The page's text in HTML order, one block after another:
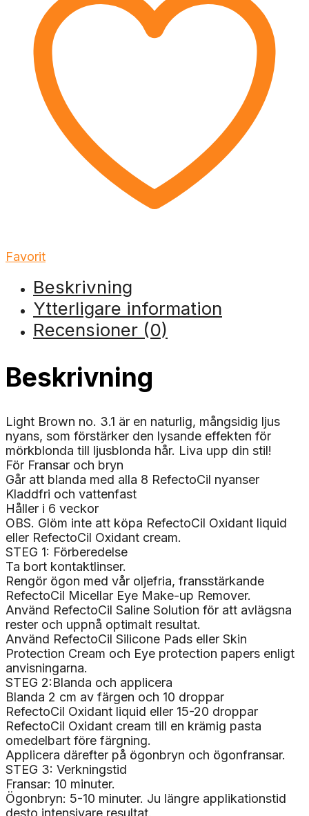
Favorit
Beskrivning
Ytterligare information
Recensioner (0)
Beskrivning
Light Brown no. 3.1 är en naturlig, mångsidig ljus
nyans, som förstärker den lysande effekten för
mörkblonda till ljusblonda hår. Liva upp din stil!
För Fransar och bryn
Går att blanda med alla 8 RefectoCil nyanser
Kladdfri och vattenfast
Håller i 6 veckor
OBS. Glöm inte att köpa RefectoCil Oxidant liquid
eller RefectoCil Oxidant cream.
STEG 1: Förberedelse
Ta bort kontaktlinser.
Rengör ögon med vår oljefria, fransstärkande
RefectoCil Micellar Eye Make-up Remover.
Använd RefectoCil Saline Solution för att avlägsna
rester och uppnå optimalt resultat.
Använd RefectoCil Silicone Pads eller Skin
Protection Cream och Eye protection papers enligt
anvisningarna.
STEG 2:Blanda och applicera
Blanda 2 cm av färgen och 10 droppar
RefectoCil Oxidant liquid eller 15-20 droppar
RefectoCil Oxidant cream till en krämig pasta
omedelbart före färgning.
Applicera därefter på ögonbryn och ögonfransar.
STEG 3: Verkningstid
Fransar: 10 minuter.
Ögonbryn: 5-10 minuter. Ju längre applikationstid
desto intensivare resultat.